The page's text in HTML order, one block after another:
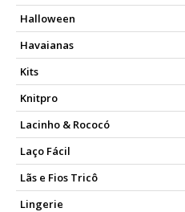
Halloween
Havaianas
Kits
Knitpro
Lacinho & Rococó
Laço Fácil
Lãs e Fios Tricô
Lingerie